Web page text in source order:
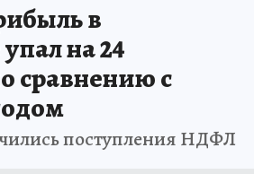
в
на 24
сравнению с
поступления НДФЛ